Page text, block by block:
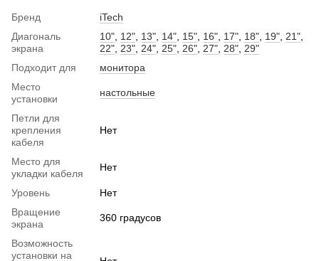
Бренд
iTech
Диагональ
экрана
10", 12", 13", 14", 15", 16", 17", 18", 19", 21",
22", 23", 24", 25", 26", 27", 28", 29"
Подходит для
монитора
Место
установки
настольные
Петли для
крепления
кабеля
Нет
Место для
укладки кабеля
Нет
Уровень
Нет
Вращение
экрана
360 градусов
Возможность
установки на